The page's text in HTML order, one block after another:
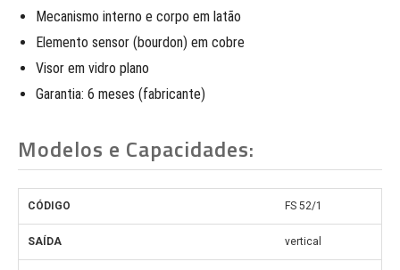
Mecanismo interno e corpo em latão
Elemento sensor (bourdon) em cobre
Visor em vidro plano
Garantia: 6 meses (fabricante)
Modelos e Capacidades:
FS 52/1
vertical